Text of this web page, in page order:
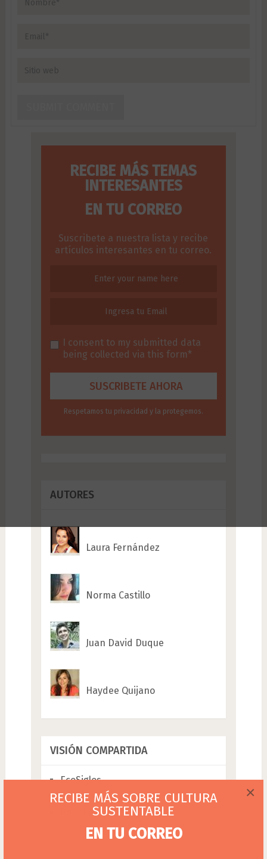
RECIBE MÁS SOBRE CULTURA
SUSTENTABLE
EN TU CORREO
×
RECIBE MÁS TEMAS
INTERESANTES
EN TU CORREO
Suscribete a nuestra lista y recibe
artículos interesantes en tu correo.
I consent to my submitted data
being collected via this form*
Respetamos tu privacidad y la protegemos.
AUTORES
Laura Fernández
Norma Castillo
Juan David Duque
Haydee Quijano
VISIÓN COMPARTIDA
EcoSiglos
Emprende Social
Por el Ambiente